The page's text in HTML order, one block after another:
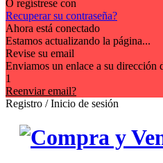
O regístrese con
Recuperar su contraseña?
Ahora está conectado
Estamos actualizando la página...
Revise su email
Enviamos un enlace a su dirección
1
Reenviar email?
Registro / Inicio de sesión